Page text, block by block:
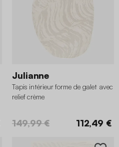
Julianne
Tapis intérieur forme de galet avec
relief crème
149,99 € 112,49 €